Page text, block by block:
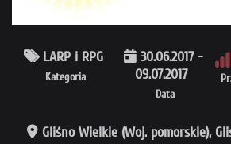
Kategoria
LARP i RPG
Data
30.06.2017 -
09.07.2017
Gliśno Wielkie (Woj. pomorskie),